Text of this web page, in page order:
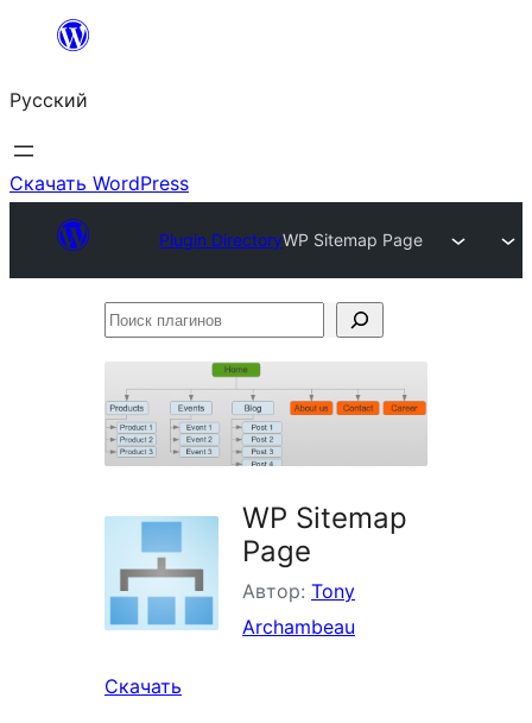
Перейти
содержимому
Русский
Скачать WordPress
Plugin DirectoryWP Sitemap Page
Поиск
WP Sitemap
Page
Автор: Tony
Archambeau
Скачать